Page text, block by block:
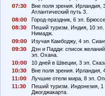
7:3
Вне поля зрения. Ирландия,
Атлантический путь 3.
8:
Город-праздник, 6 эп.
8:3
Пеший туризм. Индия, 10
Нимадж.
9:
Изучая Камбоджу, 4 эп.
9:3
Дэн и Падди: список
эп. Охана.
1
:
10 дней в Швеции, 3 эп.
1
:3
Вне поля зрения. Ирландия,
11:
Лучшие отели мира, 8 эп.
11:3
Пеший туризм. Индонезия, 1
Джогджакарта.